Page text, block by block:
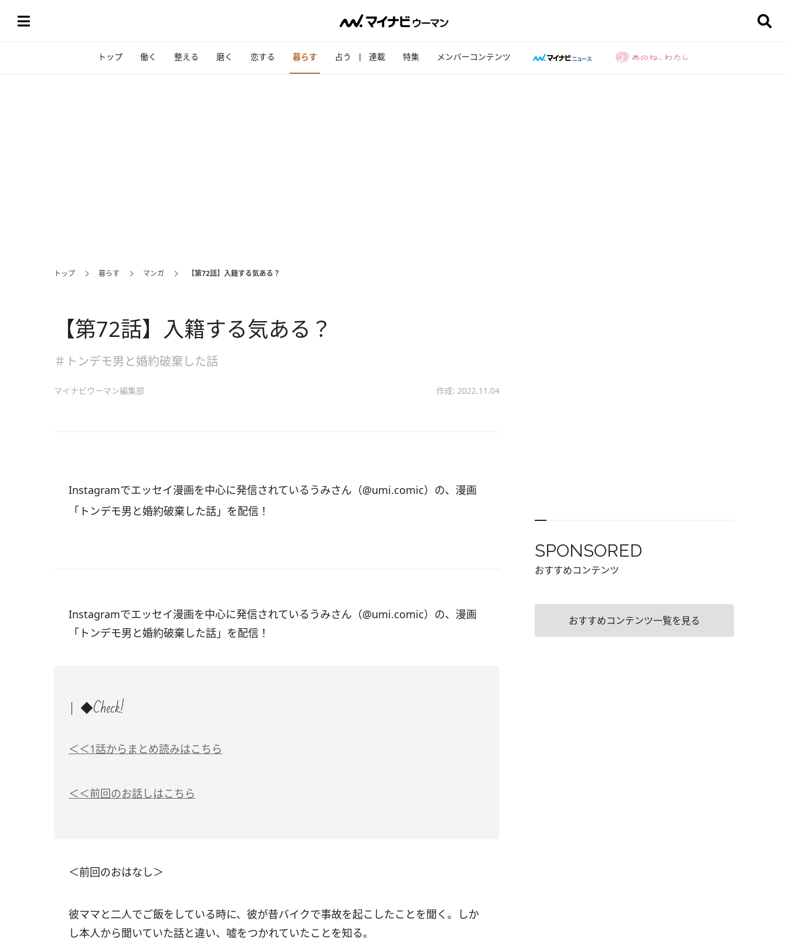
トップ 働く 整える 磨く 恋する 暮らす 占う 連載 特集 メンバーコンテンツ
トップ 暮らす マンガ 【第72話】入籍する気ある？
【第72話】入籍する気ある？
＃トンデモ男と婚約破棄した話
マイナビウーマン編集部 作成: 2022.11.04
Instagramでエッセイ漫画を中心に発信されているうみさん（@umi.comic）の、漫画
「トンデモ男と婚約破棄した話」を配信！
Instagramでエッセイ漫画を中心に発信されているうみさん（@umi.comic）の、漫画
「トンデモ男と婚約破棄した話」を配信！
◆Check!
＜＜1話からまとめ読みはこちら
＜＜前回のお話しはこちら
＜前回のおはなし＞
彼ママと二人でご飯をしている時に、彼が昔バイクで事故を起こしたことを聞く。しか
し本人から聞いていた話と違い、嘘をつかれていたことを知る。
SPONSORED
おすすめコンテンツ
おすすめコンテンツ一覧を見る